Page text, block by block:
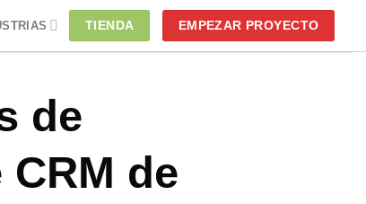
TIENDA EMPEZAR PROYECTO
de
de